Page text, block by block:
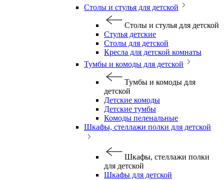
Столы и стулья для детской
Столы и стулья для детской
Стулья детские
Столы для детской
Кресла для детской комнаты
Тумбы и комоды для детской
Тумбы и комоды для
детской
Детские комоды
Детские тумбы
Комоды пеленальные
Шкафы, стеллажи полки для детской
Шкафы, стеллажи полки
для детской
Шкафы для детской